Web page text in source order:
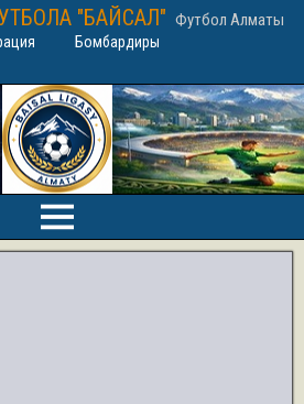
"БАЙСАЛ" Футбол Алматы
Бомбардиры